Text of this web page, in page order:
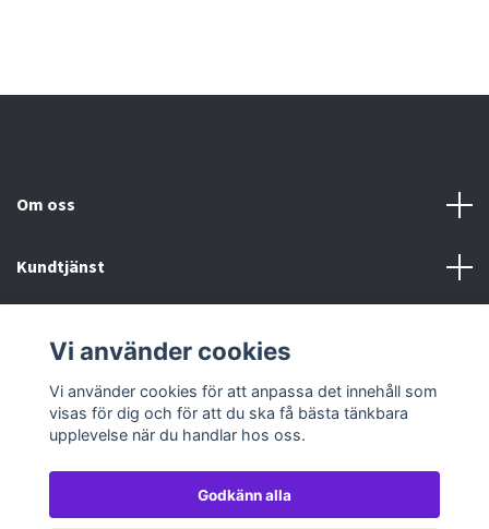
Om oss
Kundtjänst
Sociala medier
Vi använder cookies
Vi använder cookies för att anpassa det innehåll som
visas för dig och för att du ska få bästa tänkbara
upplevelse när du handlar hos oss.
Godkänn alla